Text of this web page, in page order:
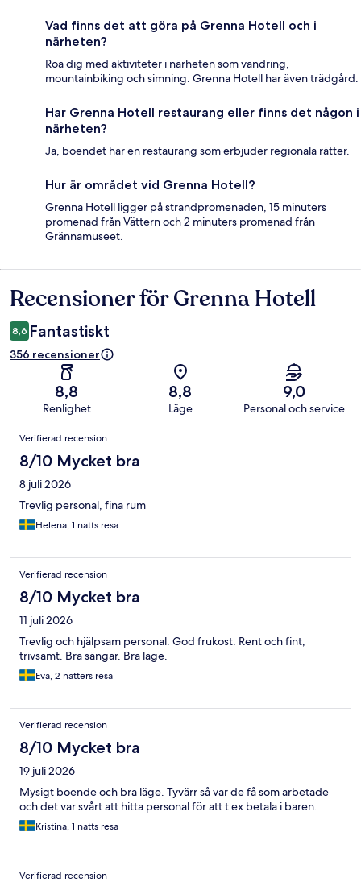
Vad finns det att göra på Grenna Hotell och i
närheten?
Roa dig med aktiviteter i närheten som vandring,
mountainbiking och simning. Grenna Hotell har även trädgård.
Har Grenna Hotell restaurang eller finns det någon i
närheten?
Ja, boendet har en restaurang som erbjuder regionala rätter.
Hur är området vid Grenna Hotell?
Grenna Hotell ligger på strandpromenaden, 15 minuters
promenad från Vättern och 2 minuters promenad från
Grännamuseet.
Recensioner
Recensioner för Grenna Hotell
8,6 Fantastiskt
356 recensioner
8,8
Renlighet
8,8
Läge
9,0
Personal och service
Recensioner
Verifierad recension
8/10 Mycket bra
8 juli 2026
Trevlig personal, fina rum
Helena, 1 natts resa
Verifierad recension
8/10 Mycket bra
11 juli 2026
Trevlig och hjälpsam personal. God frukost. Rent och fint,
trivsamt. Bra sängar. Bra läge.
Eva, 2 nätters resa
Verifierad recension
8/10 Mycket bra
19 juli 2026
Mysigt boende och bra läge. Tyvärr så var de få som arbetade
och det var svårt att hitta personal för att t ex betala i baren.
Kristina, 1 natts resa
Verifierad recension